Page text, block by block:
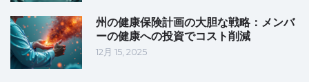
州の健康保険計画の大胆な戦略：メンバ
ーの健康への投資でコスト削減
12月 15, 2025